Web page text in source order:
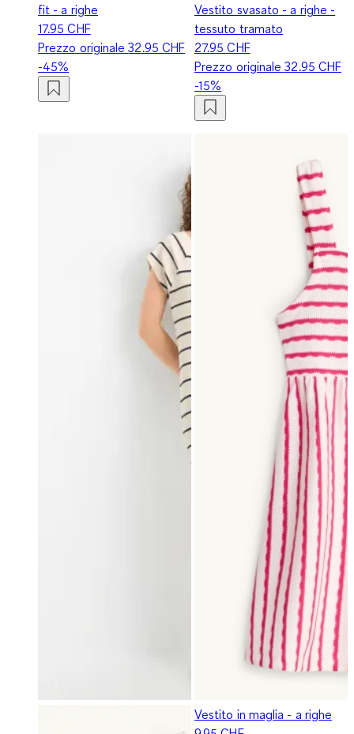
fit - a righe
17.95 CHF
Prezzo originale32.95 CHF
-45%
Vestito svasato - a righe -
tessuto tramato
27.95 CHF
Prezzo originale32.95 CHF
-15%
Vestito in maglia - a righe